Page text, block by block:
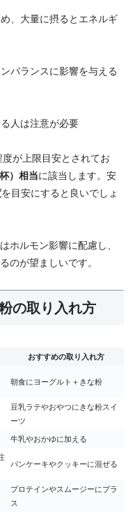
、大量に摂るとエネルギ
ンバランスに影響を与える
人は注意が必要
が上限目安とされてお
）相当に該当します。安
を目安にすると良いでしょ
はホルモン影響に配慮し、
のが望ましいです。
の取り入れ方
おすすめの取り入れ方
朝食にヨーグルト＋きな粉
豆乳ラテやおやつにきな粉スイ
ーツ
牛乳やおかゆに加える
パンケーキやクッキーに混ぜる
プロテインやスムージーにプラ
ス